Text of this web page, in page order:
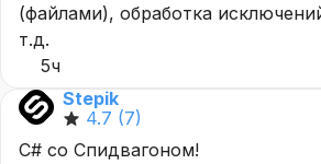
(файлами), обработка
т.д.
5ч
Stepik
4.7 (7)
C# со Спидвагоном!